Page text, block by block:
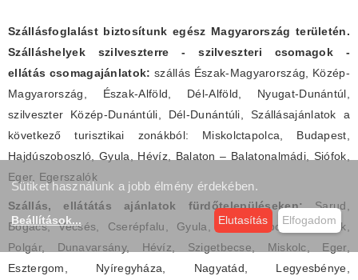
Szállásfoglalást biztosítunk egész Magyarország területén.
Szálláshelyek szilveszterre - szilveszteri csomagok -
ellátás csomagajánlatok: szállás Észak-Magyarország, Közép-
Magyarország, Észak-Alföld, Dél-Alföld, Nyugat-Dunántúl,
szilveszter Közép-Dunántúli, Dél-Dunántúli, Szállásajánlatok a
következő turisztikai zonákból: Miskolctapolca, Budapest,
Hajdúszoboszló, Gyula, Hévíz, Balaton – Balatonalmádi, Siófok,
Eger, Egerszalók
Szállás, ellátátás ajánlatok fürdőtelepüléseken:Sarud,
Bogács, Vecsés, Cserépfalu, Gyula, Hajdúszoboszló, Siófok,
Polgár, Dunavarsány, Hévíz, Szigetbecse, Miskolc, Eger,
Esztergom, Nyíregyháza, Nagyatád, Legyesbénye,
Sütiket használunk a jobb élmény érdekében.
Beállítások... Elutasítás Elfogadom